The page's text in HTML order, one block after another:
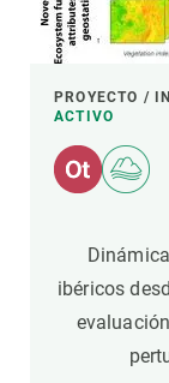
PROYECTO /
ACTIVO
ibéricos